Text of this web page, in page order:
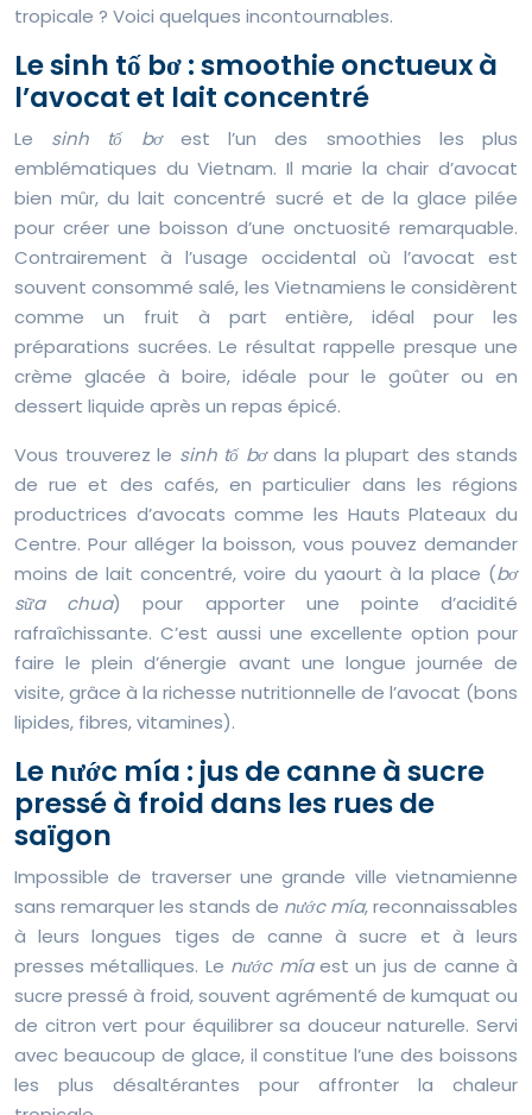
tropicale ? Voici quelques incontournables.
Le sinh tố bơ : smoothie onctueux à
l’avocat et lait concentré
Le sinh tố bơest l’un des smoothies les plus
emblématiques du Vietnam. Il marie la chair d’avocat
bien mûr, du lait concentré sucré et de la glace pilée
pour créer une boisson d’une onctuosité remarquable.
Contrairement à l’usage occidental où l’avocat est
souvent consommé salé, les Vietnamiens le considèrent
comme un fruit à part entière, idéal pour les
préparations sucrées. Le résultat rappelle presque une
crème glacée à boire, idéale pour le goûter ou en
dessert liquide après un repas épicé.
Vous trouverez le sinh tố bơdans la plupart des stands
de rue et des cafés, en particulier dans les régions
productrices d’avocats comme les Hauts Plateaux du
Centre. Pour alléger la boisson, vous pouvez demander
moins de lait concentré, voire du yaourt à la place (bơ
sữa chua) pour apporter une pointe d’acidité
rafraîchissante. C’est aussi une excellente option pour
faire le plein d’énergie avant une longue journée de
visite, grâce à la richesse nutritionnelle de l’avocat (bons
lipides, fibres, vitamines).
Le nước mía : jus de canne à sucre
pressé à froid dans les rues de
saïgon
Impossible de traverser une grande ville vietnamienne
sans remarquer les stands de nước mía, reconnaissables
à leurs longues tiges de canne à sucre et à leurs
presses métalliques. Le nước míaest un jus de canne à
sucre pressé à froid, souvent agrémenté de kumquat ou
de citron vert pour équilibrer sa douceur naturelle. Servi
avec beaucoup de glace, il constitue l’une des boissons
les plus désaltérantes pour affronter la chaleur